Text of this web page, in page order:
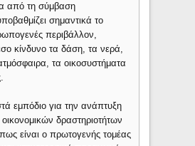
από τη σύμβαση
σημαντικά το
περιβάλλον,
κίνδυνο τα δάση, τα νερά,
τα οικοσυστήματα
εμπόδιο για την ανάπτυξη
δραστηριοτήτων
είναι ο πρωτογενής τομέας